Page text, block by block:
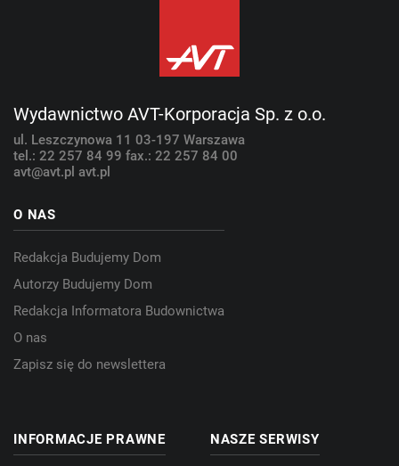
Wydawnictwo AVT-Korporacja Sp. z o.o.
ul. Leszczynowa 11 03-197 Warszawa
tel.: 22 257 84 99 fax.: 22 257 84 00
avt@avt.pl avt.pl
O NAS
Redakcja Budujemy Dom
Autorzy Budujemy Dom
Redakcja Informatora Budownictwa
O nas
Zapisz się do newslettera
INFORMACJE PRAWNE NASZE SERWISY